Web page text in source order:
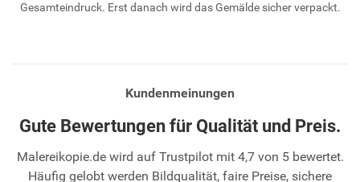
Gesamteindruck. Erst danach wird das Gemälde sicher verpackt.
Kundenmeinungen
Gute Bewertungen für Qualität und Preis.
Malereikopie.de wird auf Trustpilot mit 4,7 von 5 bewertet.
Häufig gelobt werden Bildqualität, faire Preise, sichere